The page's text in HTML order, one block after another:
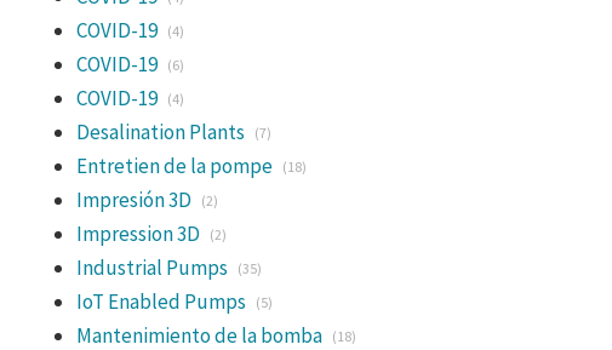
COVID-19 (4)
COVID-19 (6)
COVID-19 (4)
Desalination Plants (7)
Entretien de la pompe (18)
Impresión 3D (2)
Impression 3D (2)
Industrial Pumps (35)
IoT Enabled Pumps (5)
Mantenimiento de la bomba (18)